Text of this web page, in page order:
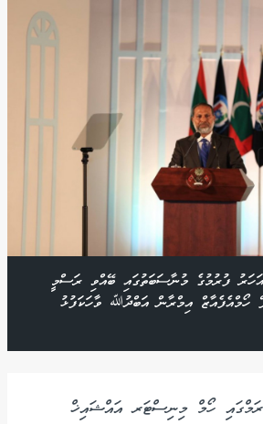
ފުލުހުންގެ ޚިދުމަތަށް 89 އަހަރު ފުރުމުގެ މުނާސަބަތުގައި ބޭއްވި ރަސްމީ
އިމްރާން އަބްދުﷲ ވާހަކަފުޅު
ހޯމް މިނިސްޓަރ އައްޝައިޚް